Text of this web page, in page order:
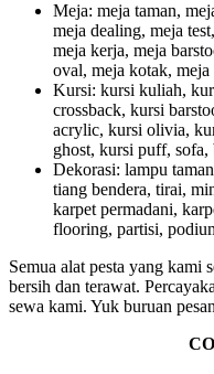
Meja: meja taman,
meja dealing, meja
meja kerja, meja
oval, meja kotak,
Kursi: kursi kuliah,
crossback, kursi
acrylic, kursi olivia,
ghost, kursi puff, sofa,
Dekorasi: lampu
tiang bendera, tirai,
karpet permadani,
flooring, partisi,
Semua alat pesta yang kami
bersih dan terawat.
sewa kami. Yuk buruan